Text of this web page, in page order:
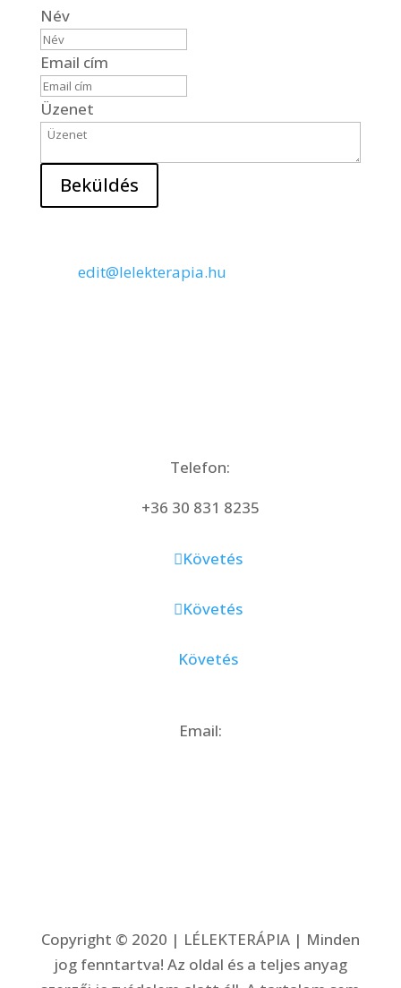
Név
Email cím
Üzenet
Beküldés
edit@lelekterapia.hu
Telefon:
+36 30 831 8235
Követés
Követés
Követés
Email:
Copyright © 2020 | LÉLEKTERÁPIA | Minden
jog fenntartva! Az oldal és a teljes anyag